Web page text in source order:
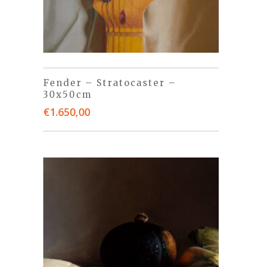
Fender – Stratocaster –
30x50cm
€1.650,00